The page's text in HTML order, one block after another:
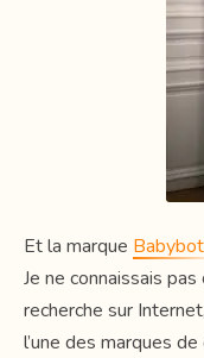
Et la marque
Je ne connaissais
recherche sur
l’une des marques